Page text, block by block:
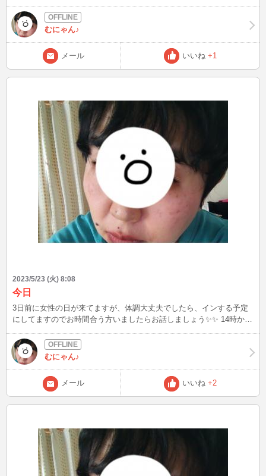
る時でも起こりうるのだとか💦💦 水分補給、塩分補給対策をしっか
りされて下さいね😌😌 今からログインしますので、お時間合う方は
お話しましょう😊お待ちしています。
むにゃん♪
メール いいね +1
2023/5/23 (火) 8:08
今日
3日前に女性の日が来てますが、体調大丈夫でしたら、インする予定
にしてますのでお時間合う方いましたらお話しましょう✨✨ 14時から
なので、電波状況悪いと落ちたりもあります💦💦 メールは待機中は
見れませんが、ログインしたり、落としたりしたら見れますので、お
返事は返せます😌😌
むにゃん♪
メール いいね +2